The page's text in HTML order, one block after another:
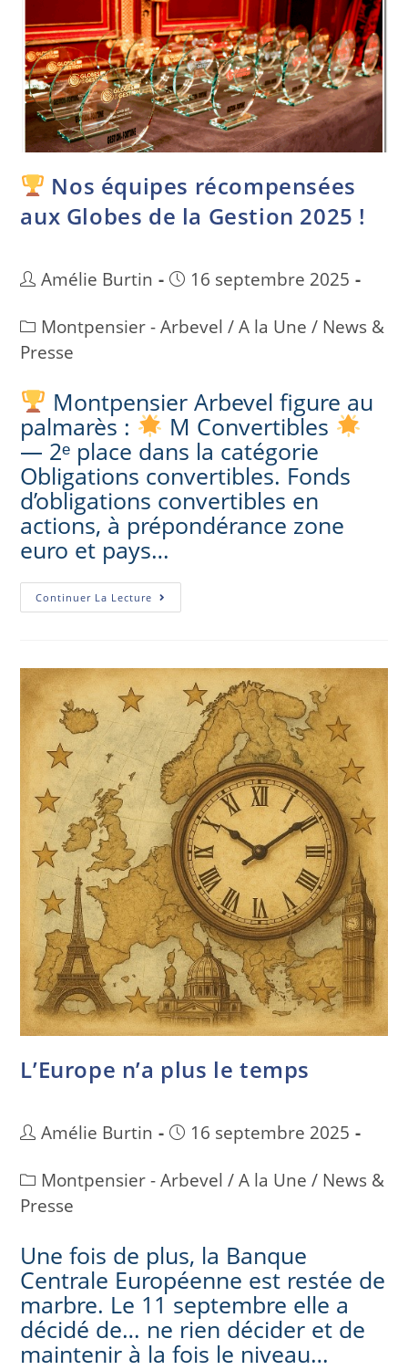
Nos équipes récompensées
aux Globes de la Gestion 2025 !
Amélie Burtin
16 septembre 2025
Montpensier - Arbevel / A la Une / News &
Presse
Montpensier Arbevel figure au
palmarès : M Convertibles
— 2ᵉ place dans la catégorie
Obligations convertibles. Fonds
d’obligations convertibles en
actions, à prépondérance zone
euro et pays…
Continuer La Lecture
L’Europe n’a plus le temps
Amélie Burtin
16 septembre 2025
Montpensier - Arbevel / A la Une / News &
Presse
Une fois de plus, la Banque
Centrale Européenne est restée de
marbre. Le 11 septembre elle a
décidé de… ne rien décider et de
maintenir à la fois le niveau…